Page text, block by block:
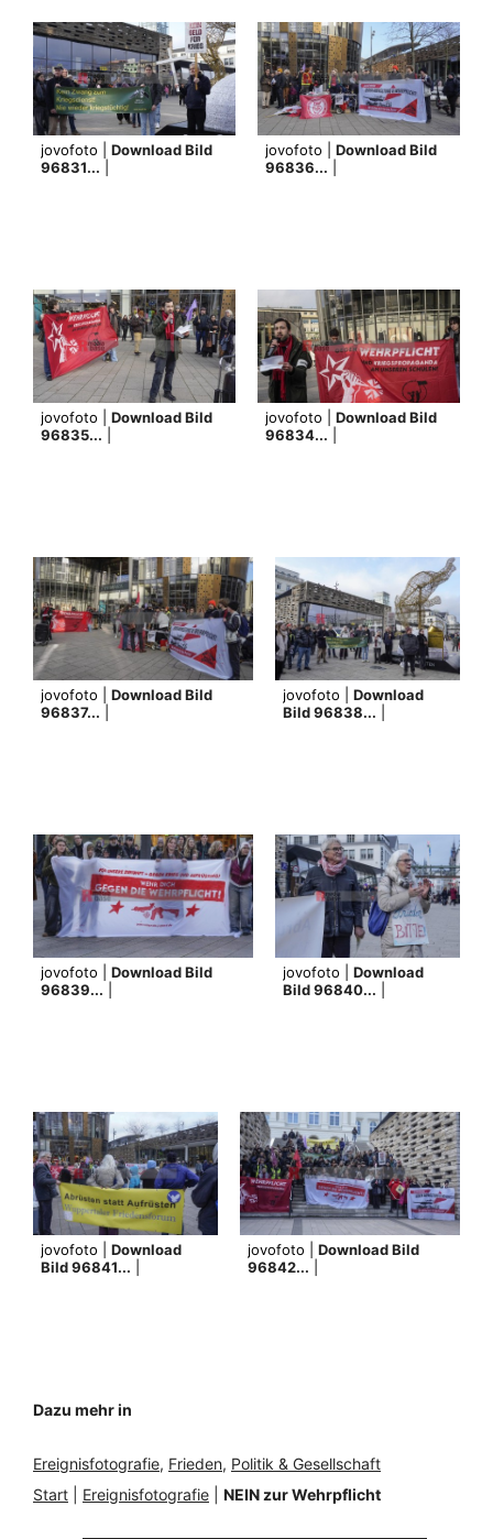
jovofoto | Download Bild
96831...
jovofoto | Download Bild
96836...
jovofoto | Download Bild
96835...
jovofoto | Download Bild
96834...
jovofoto | Download Bild
96837...
jovofoto | Download
Bild 96838...
jovofoto | Download Bild
96839...
jovofoto | Download
Bild 96840...
jovofoto | Download
Bild 96841...
jovofoto | Download Bild
96842...
Dazu mehr in
Ereignisfotografie, Frieden, Politik & Gesellschaft
Start
Ereignisfotografie NEIN zur Wehrpflicht